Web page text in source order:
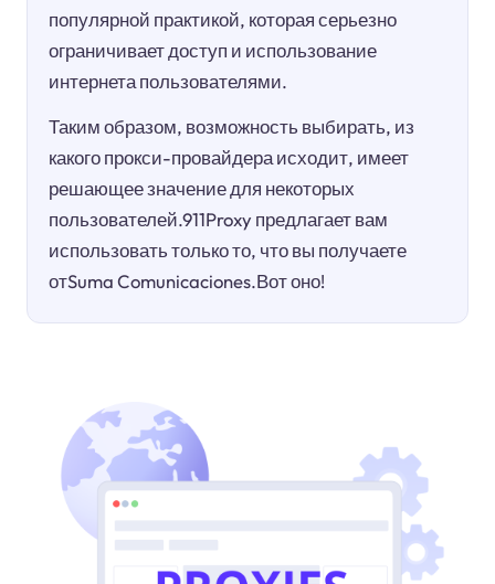
популярной практикой, которая серьезно
ограничивает доступ и использование
интернета пользователями.
Таким образом, возможность выбирать, из
какого прокси-провайдера исходит, имеет
решающее значение для некоторых
пользователей.911Proxy предлагает вам
использовать только то, что вы получаете
отSuma Comunicaciones.Вот оно!